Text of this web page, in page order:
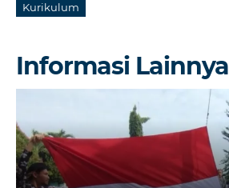
Kurikulum
Informasi Lainnya